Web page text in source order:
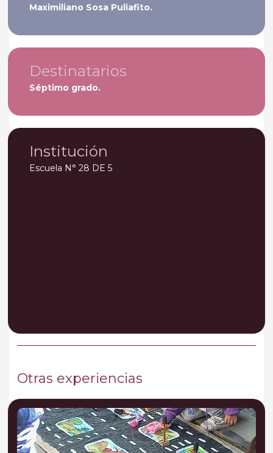
Maximiliano Sosa Puliafito.
Destinatarios
Séptimo grado.
Institución
Escuela N° 28 DE 5
Otras experiencias